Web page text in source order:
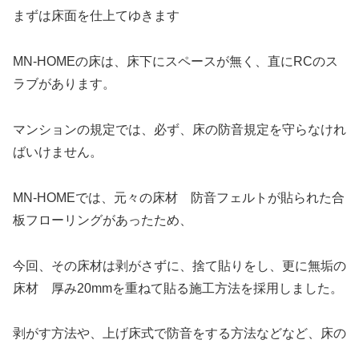
まずは床面を仕上てゆきます
MN-HOMEの床は、床下にスペースが無く、直にRCのス
ラブがあります。
マンションの規定では、必ず、床の防音規定を守らなけれ
ばいけません。
MN-HOMEでは、元々の床材 防音フェルトが貼られた合
板フローリングがあったため、
今回、その床材は剥がさずに、捨て貼りをし、更に無垢の
床材 厚み20mmを重ねて貼る施工方法を採用しました。
剥がす方法や、上げ床式で防音をする方法などなど、床の